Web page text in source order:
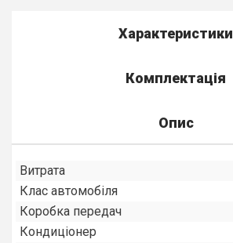
Характеристики
Комплектація
Опис
Витрата
Клас автомобіля
Коробка передач
Кондиціонер